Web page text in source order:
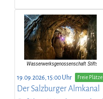
19.09.2026, 15:00 Uhr Freie Plätze
Der Salzburger Almkanal